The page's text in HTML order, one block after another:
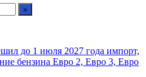
до 1 июля 2027 года импорт,
бензина Евро 2, Евро 3, Евро